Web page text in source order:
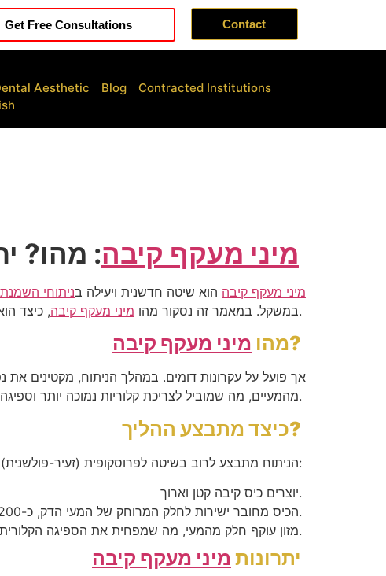
Get Free Consultations Contact
Aesthetic Blog
Contracted Institutions
מיני מעקף קיבה: מהו?
מיני מעקף קיבה הוא שיטה חדשנית ויעילה בניתוחי
במשקל. במאמר זה נסקור מהו מיני מעקף קיבה , כיצד הוא מתבצע, יתרונותיו, סיכונים ותהליך הטיפול.
מהו מיני מעקף קיבה ?
מהמעיים, מה שמוביל לצריכת קלוריות נמוכה יותר וספיגה מופחתת של מזון.
כיצד מתבצע ההליך?
הניתוח מתבצע לרוב בשיטה לפרוסקופית (זעיר-פולשנית) תחת הרדמה כללית. במהלך ההליך:
יוצרים כיס קיבה קטן וארוך.
הכיס מחובר ישירות לחלק המרוחק של המעי הדק, כ-200 ס”מ מההתחלה.
מזון עוקף חלק מהמעי, מה שמפחית את הספיגה הקלורית.
יתרונות מיני מעקף קיבה